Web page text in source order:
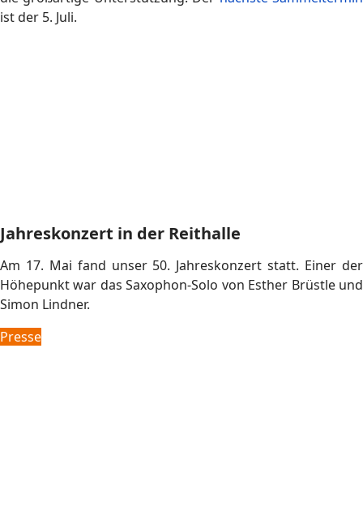
Presse
Reise nach Weiz
Vom 4. bis 6. April waren wir in Offenburgs Partnerstadt
Weiz in Österreich zu Gast. Höhepunkt war das
gemeinsame Konzert in Weizer Kunsthaus.
OT 09.04.25